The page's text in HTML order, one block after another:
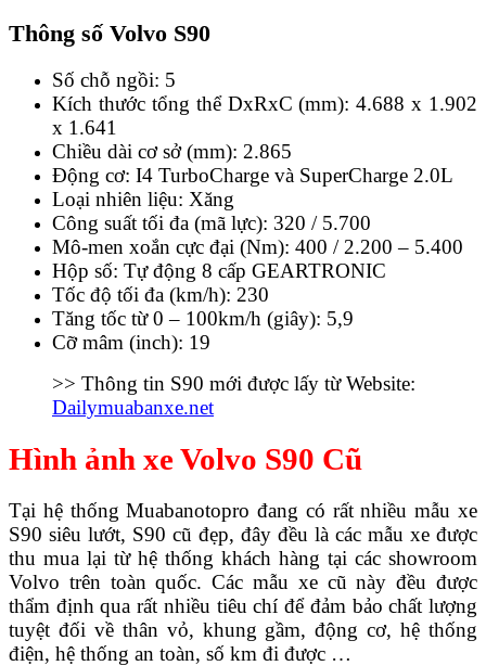
Thông số Volvo S90
Số chỗ ngồi: 5
Kích thước tổng thể DxRxC (mm): 4.688 x 1.902
x 1.641
Chiều dài cơ sở (mm): 2.865
Động cơ: I4 TurboCharge và SuperCharge 2.0L
Loại nhiên liệu: Xăng
Công suất tối đa (mã lực): 320 / 5.700
Mô-men xoắn cực đại (Nm): 400 / 2.200 – 5.400
Hộp số: Tự động 8 cấp GEARTRONIC
Tốc độ tối đa (km/h): 230
Tăng tốc từ 0 – 100km/h (giây): 5,9
Cỡ mâm (inch): 19
>> Thông tin S90 mới được lấy từ Website:
Dailymuabanxe.net
Hình ảnh xe Volvo S90 Cũ
Tại hệ thống Muabanotopro đang có rất nhiều mẫu xe
S90 siêu lướt, S90 cũ đẹp, đây đều là các mẫu xe được
thu mua lại từ hệ thống khách hàng tại các showroom
Volvo trên toàn quốc. Các mẫu xe cũ này đều được
thẩm định qua rất nhiều tiêu chí để đảm bảo chất lượng
tuyệt đối về thân vỏ, khung gầm, động cơ, hệ thống
điện, hệ thống an toàn, số km đi được …